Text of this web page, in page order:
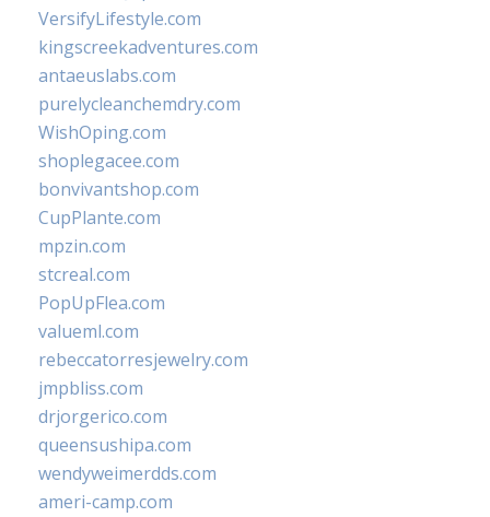
VersifyLifestyle.com
kingscreekadventures.com
antaeuslabs.com
purelycleanchemdry.com
WishOping.com
shoplegacee.com
bonvivantshop.com
CupPlante.com
mpzin.com
stcreal.com
PopUpFlea.com
valueml.com
rebeccatorresjewelry.com
jmpbliss.com
drjorgerico.com
queensushipa.com
wendyweimerdds.com
ameri-camp.com